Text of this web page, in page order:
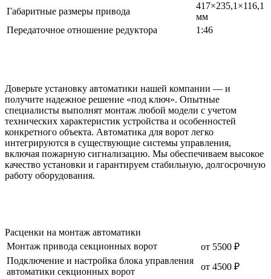
Габаритные размеры привода
417×235,1×116,1
мм
Передаточное отношение редуктора
1:46
Доверьте установку автоматики нашей компании — и
получите надежное решение «под ключ». Опытные
специалисты выполнят монтаж любой модели с учетом
технических характеристик устройства и особенностей
конкретного объекта. Автоматика для ворот легко
интегрируются в существующие системы управления,
включая пожарную сигнализацию. Мы обеспечиваем высокое
качество установки и гарантируем стабильную, долгосрочную
работу оборудования.
Расценки на монтаж автоматики
Монтаж привода секционных ворот
от 5500 ₽
Подключение и настройка блока управления
автоматики секционных ворот
от 4500 ₽